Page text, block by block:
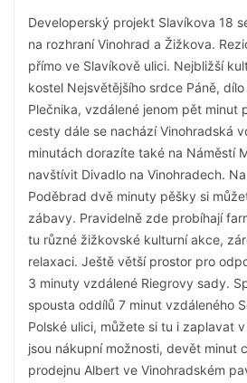
Developerský projekt Slavíkova 18
na rozhraní Vinohrad a Žižkova.
přímo ve Slavíkově ulici. Nejbližší
kostel Nejsvětějšího srdce Páně,
Plečnika, vzdálené jenom pět minut
cesty dále se nachází Vinohradská
minutách dorazíte také na Náměstí
navštívit Divadlo na Vinohradech.
Poděbrad dvě minuty pěšky si
zábavy. Pravidelně zde probíhají
tu různé žižkovské kulturní akce,
relaxaci. Ještě větší prostor pro
3 minuty vzdálené Riegrovy sady.
spousta oddílů 7 minut vzdáleného
Polské ulici, můžete si tu i zaplavat
jsou nákupní možnosti, devět minut
prodejnu Albert ve Vinohradském